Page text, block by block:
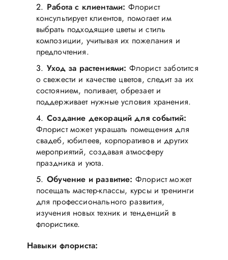
Работа с клиентами: Флорист
консультирует клиентов, помогает им
выбрать подходящие цветы и стиль
композиции, учитывая их пожелания и
предпочтения.
Уход за растениями: Флорист заботится
о свежести и качестве цветов, следит за их
состоянием, поливает, обрезает и
поддерживает нужные условия хранения.
Создание декораций для событий:
Флорист может украшать помещения для
свадеб, юбилеев, корпоративов и других
мероприятий, создавая атмосферу
праздника и уюта.
Обучение и развитие: Флорист может
посещать мастер-классы, курсы и тренинги
для профессионального развития,
изучения новых техник и тенденций в
флористике.
Навыки флориста: